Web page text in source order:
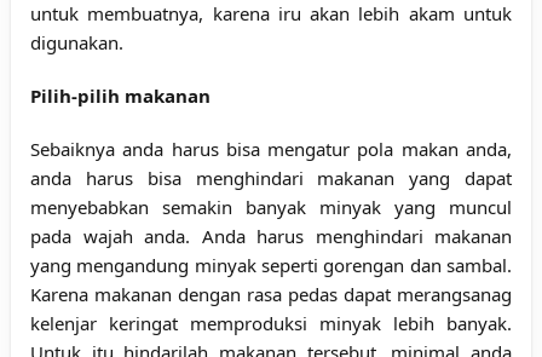
untuk membuatnya, karena iru akan lebih akam untuk
digunakan.
Pilih-pilih makanan
Sebaiknya anda harus bisa mengatur pola makan anda,
anda harus bisa menghindari makanan yang dapat
menyebabkan semakin banyak minyak yang muncul
pada wajah anda. Anda harus menghindari makanan
yang mengandung minyak seperti gorengan dan sambal.
Karena makanan dengan rasa pedas dapat merangsanag
kelenjar keringat memproduksi minyak lebih banyak.